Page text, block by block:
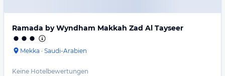
Ramada by Wyndham Makkah Zad Al Tayseer
Mekka · Saudi-Arabien
Keine Hotelbewertungen